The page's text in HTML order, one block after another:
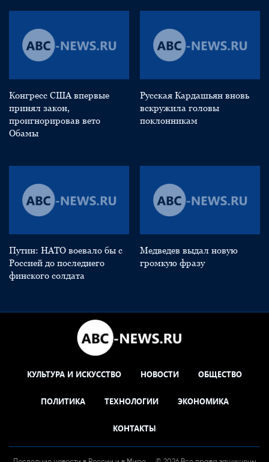
Конгресс США впервые
принял закон,
проигнорировав вето
Обамы
Русская Кардашьян вновь
вскружила головы
поклонникам
Путин: НАТО воевало бы с
Россией до последнего
финского солдата
Медведев выдал новую
громкую фразу
КУЛЬТУРА И ИСКУССТВО НОВОСТИ ОБЩЕСТВО
ПОЛИТИКА ТЕХНОЛОГИИ ЭКОНОМИКА
КОНТАКТЫ